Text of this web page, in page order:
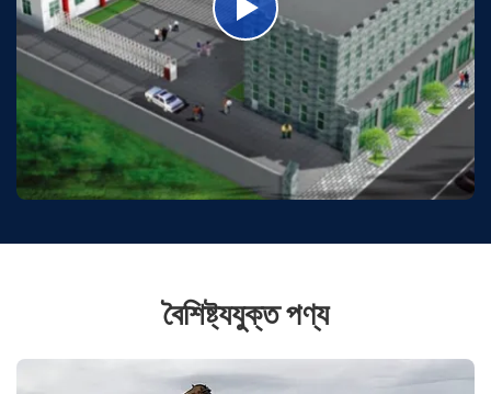
বৈশিষ্ট্যযুক্ত পণ্য